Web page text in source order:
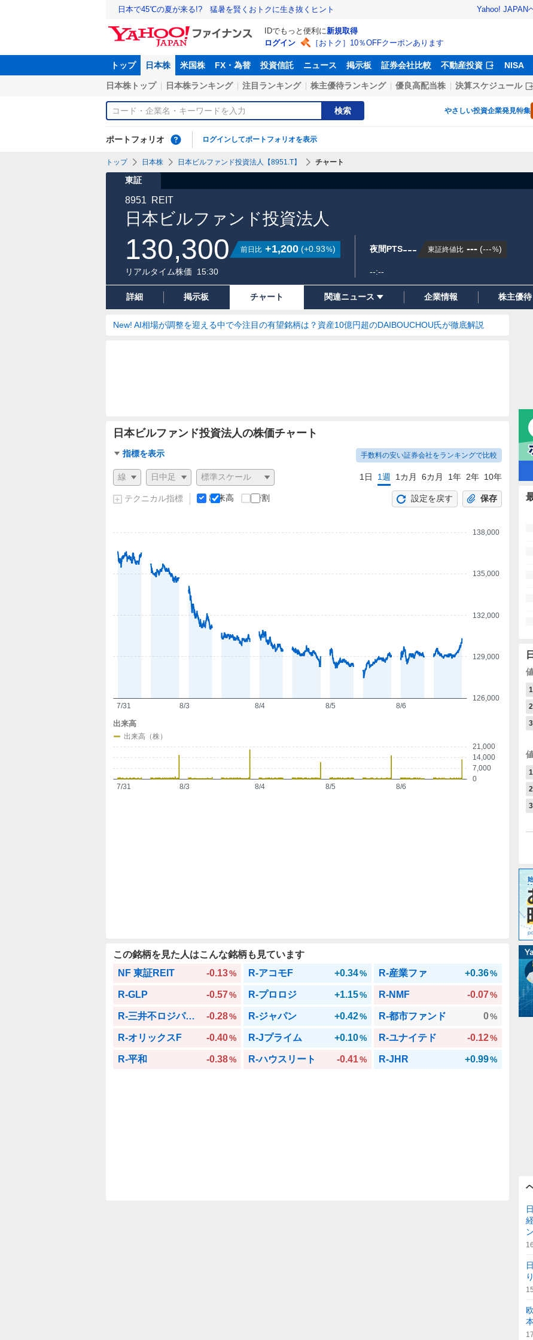
日本で45℃の夏が来る!? 猛暑を賢くおトクに生き抜くヒント Yahoo! JAPAN
IDでもっと便利に新規取得
ログイン
［おトク］10％OFFクーポンあります
トップ 日本株 米国株 FX・為替 投資信託 ニュース 掲示板 証券会社比較 不動産投資 NISA
日本株トップ 日本株ランキング 注目ランキング 株主優待ランキング 優良高配当株 決算スケジュール
検索 やさしい投資企業発見特集
ポートフォリオ ログインしてポートフォリオを表示
トップ 日本株 日本ビルファンド投資法人【8951.T】 チャート
東証
日本ビルファンド投資法人
8951 REIT
130,300 前日比 +1,200 (+0.93%)
リアルタイム株価 15:30
夜間PTS--- 東証終値比 --- (---%)
--:--
詳細 掲示板 チャート 関連ニュース 企業情報 株主優待
New! AI相場が調整を迎える中で今注目の有望銘柄は？資産10億円超のDAIBOUCHOU氏が徹底解説
日本ビルファンド投資法人の株価チャート
チ
ャ
ー
ト
指
手数料の安い証券会社をランキングで比較
指標を表示
チ
ャ
ー
設
1日 1週 1カ月 6カ月 1年 2年 10年
テクニカル指標 出来高 分割 設定を戻す 保存
126,000
129,000
132,000
135,000
138,000
7/31 8/3 8/4 8/5 8/6
0
7,000
14,000
21,000
7/31 8/3 8/4 8/5 8/6
出来高
出来高（株）
この銘柄を見た人はこんな銘柄も見ています
NF 東証REIT
-0.13% R-アコモF +0.34% R-産業ファ +0.36%
R-GLP -0.57% R-プロロジ +1.15% R-NMF -0.07%
R-三井不ロジパーク -0.28% R-ジャパン +0.42% R-都市ファンド 0%
R-オリックスF -0.40% R-Jプライム +0.10% R-ユナイテド -0.12%
R-平和 -0.38% R-ハウスリート -0.41% R-JHR +0.99%
1
2
3
1
2
3